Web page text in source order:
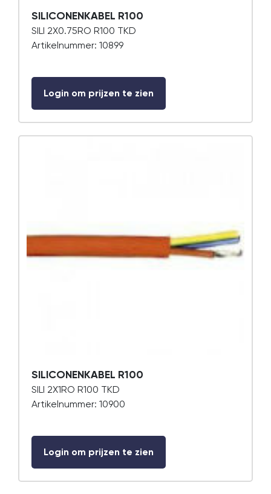
SILICONENKABEL R100
SILI 2X0.75RO R100 TKD
Artikelnummer: 10899
Login om prijzen te zien
SILICONENKABEL R100
SILI 2X1RO R100 TKD
Artikelnummer: 10900
Login om prijzen te zien